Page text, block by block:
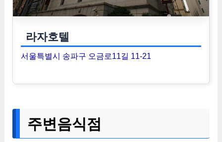
라자호텔
서울특별시 송파구 오금로11길 11-21
주변음식점